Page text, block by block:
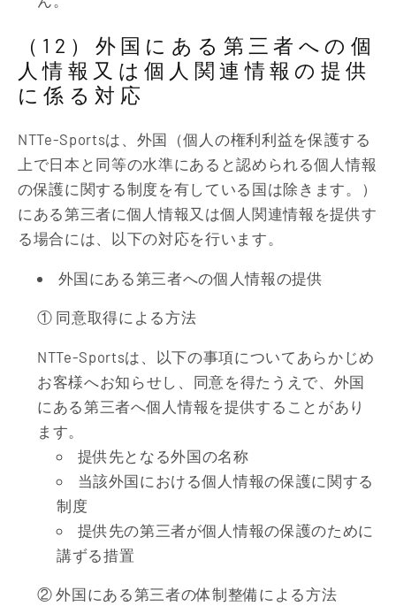
（12）外国にある第三者への個
人情報又は個人関連情報の提供
に係る対応
NTTe-Sportsは、外国（個人の権利利益を保護する
上で日本と同等の水準にあると認められる個人情報
の保護に関する制度を有している国は除きます。）
にある第三者に個人情報又は個人関連情報を提供す
る場合には、以下の対応を行います。
外国にある第三者への個人情報の提供
① 同意取得による方法
NTTe-Sportsは、以下の事項についてあらかじめ
お客様へお知らせし、同意を得たうえで、外国
にある第三者へ個人情報を提供することがあり
ます。
提供先となる外国の名称
当該外国における個人情報の保護に関する
制度
提供先の第三者が個人情報の保護のために
講ずる措置
② 外国にある第三者の体制整備による方法